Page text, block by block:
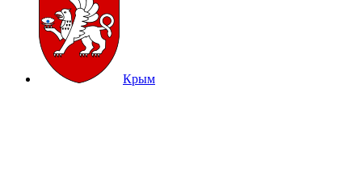
Крым